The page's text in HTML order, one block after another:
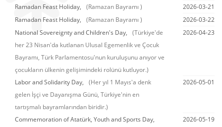
Ramadan Feast Holiday,
(Ramazan Bayramı )
2026-03-21
Ramadan Feast Holiday,
(Ramazan Bayramı )
2026-03-22
National Sovereignty and Children's Day,
(Türkiye'de
her 23 Nisan'da kutlanan Ulusal Egemenlik ve Çocuk
Bayramı, Türk Parlamentosu'nun kuruluşunu anıyor ve
çocukların ülkenin gelişimindeki rolünü kutluyor.)
2026-04-23
Labor and Solidarity Day,
(Her yıl 1 Mayıs'a denk
gelen İşçi ve Dayanışma Günü, Türkiye'nin en
tartışmalı bayramlarından biridir.)
2026-05-01
Commemoration of Atatürk, Youth and Sports Day,
2026-05-19